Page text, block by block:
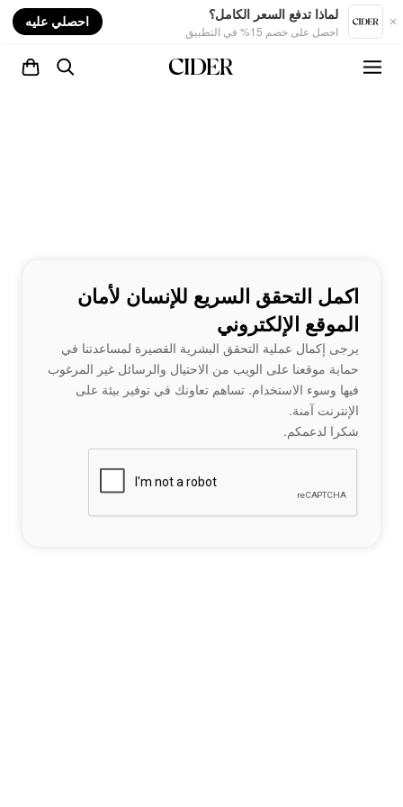
لماذا تدفع السعر الكامل؟
احصل على خصم 15% في التطبيق
احصلي عليه
اكمل التحقق السريع للإنسان لأمان
الموقع الإلكتروني
يرجى إكمال عملية التحقق البشرية القصيرة لمساعدتنا في
حماية موقعنا على الويب من الاحتيال والرسائل غير المرغوب
فيها وسوء الاستخدام. تساهم تعاونك في توفير بيئة على
الإنترنت آمنة.
شكرا لدعمكم.